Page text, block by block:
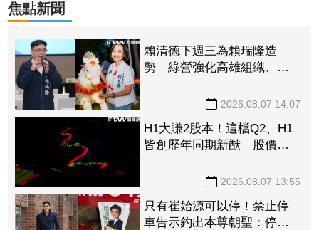
焦點新聞
賴清德下週三為賴瑞隆造
勢 綠營強化高雄組織、力
2026.08.07 14:07
H1大賺2股本！這檔Q2、H1
皆創歷年同期新猷 股價翻
2026.08.07 13:55
只有崔始源可以停！禁止停
車告示釣出本尊朝聖：停車